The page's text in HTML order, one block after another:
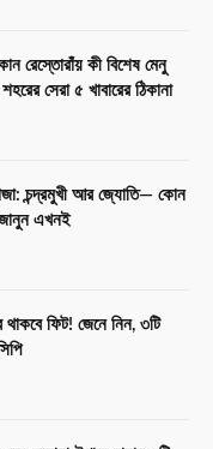
রেস্তোরাঁয় কী বিশেষ মেনু
সেরা ৫ খাবারের ঠিকানা
চন্দ্রমুখী আর জ্যোতি— কোন
এখনই
থাকবে ফিট! জেনে নিন, ৩টি